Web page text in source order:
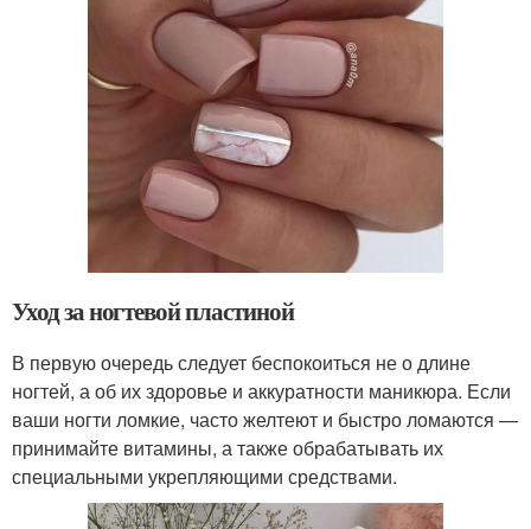
Уход за ногтевой пластиной
В первую очередь следует беспокоиться не о длине
ногтей, а об их здоровье и аккуратности маникюра. Если
ваши ногти ломкие, часто желтеют и быстро ломаются —
принимайте витамины, а также обрабатывать их
специальными укрепляющими средствами.